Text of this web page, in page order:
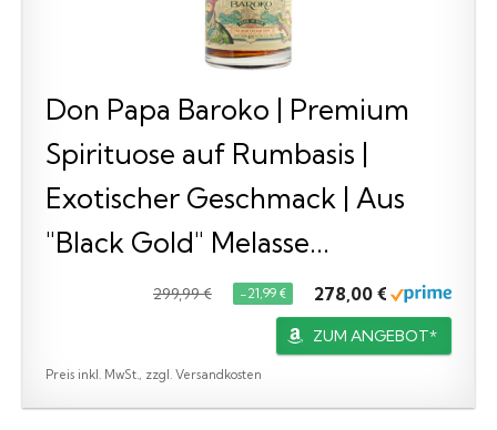
Don Papa Baroko | Premium
Spirituose auf Rumbasis |
Exotischer Geschmack | Aus
"Black Gold" Melasse...
299,99 € −21,99 € 278,00 €
ZUM ANGEBOT*
Preis inkl. MwSt., zzgl. Versandkosten